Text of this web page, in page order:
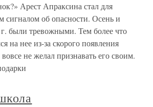
Арест Апраксина стал для
сигналом об опасности. Осень и
были тревожными. Тем более что
на нее из-за скорого появления
не желал признавать его своим.